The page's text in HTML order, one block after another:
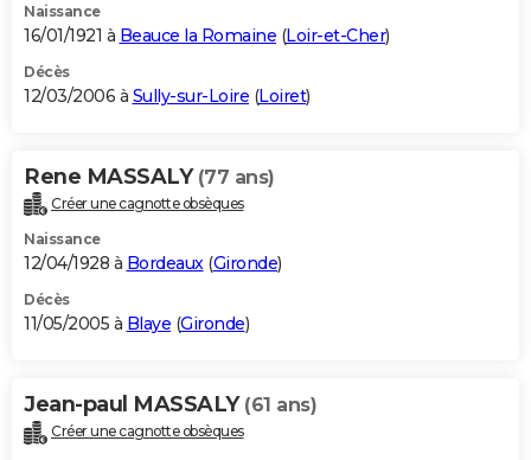
Naissance
16/01/1921 à Beauce la Romaine (Loir-et-Cher)
Décès
12/03/2006 à Sully-sur-Loire (Loiret)
Rene MASSALY (77 ans)
Créer une cagnotte obsèques
Naissance
12/04/1928 à Bordeaux(Gironde)
Décès
11/05/2005 à Blaye (Gironde)
Jean-paul MASSALY (61 ans)
Créer une cagnotte obsèques